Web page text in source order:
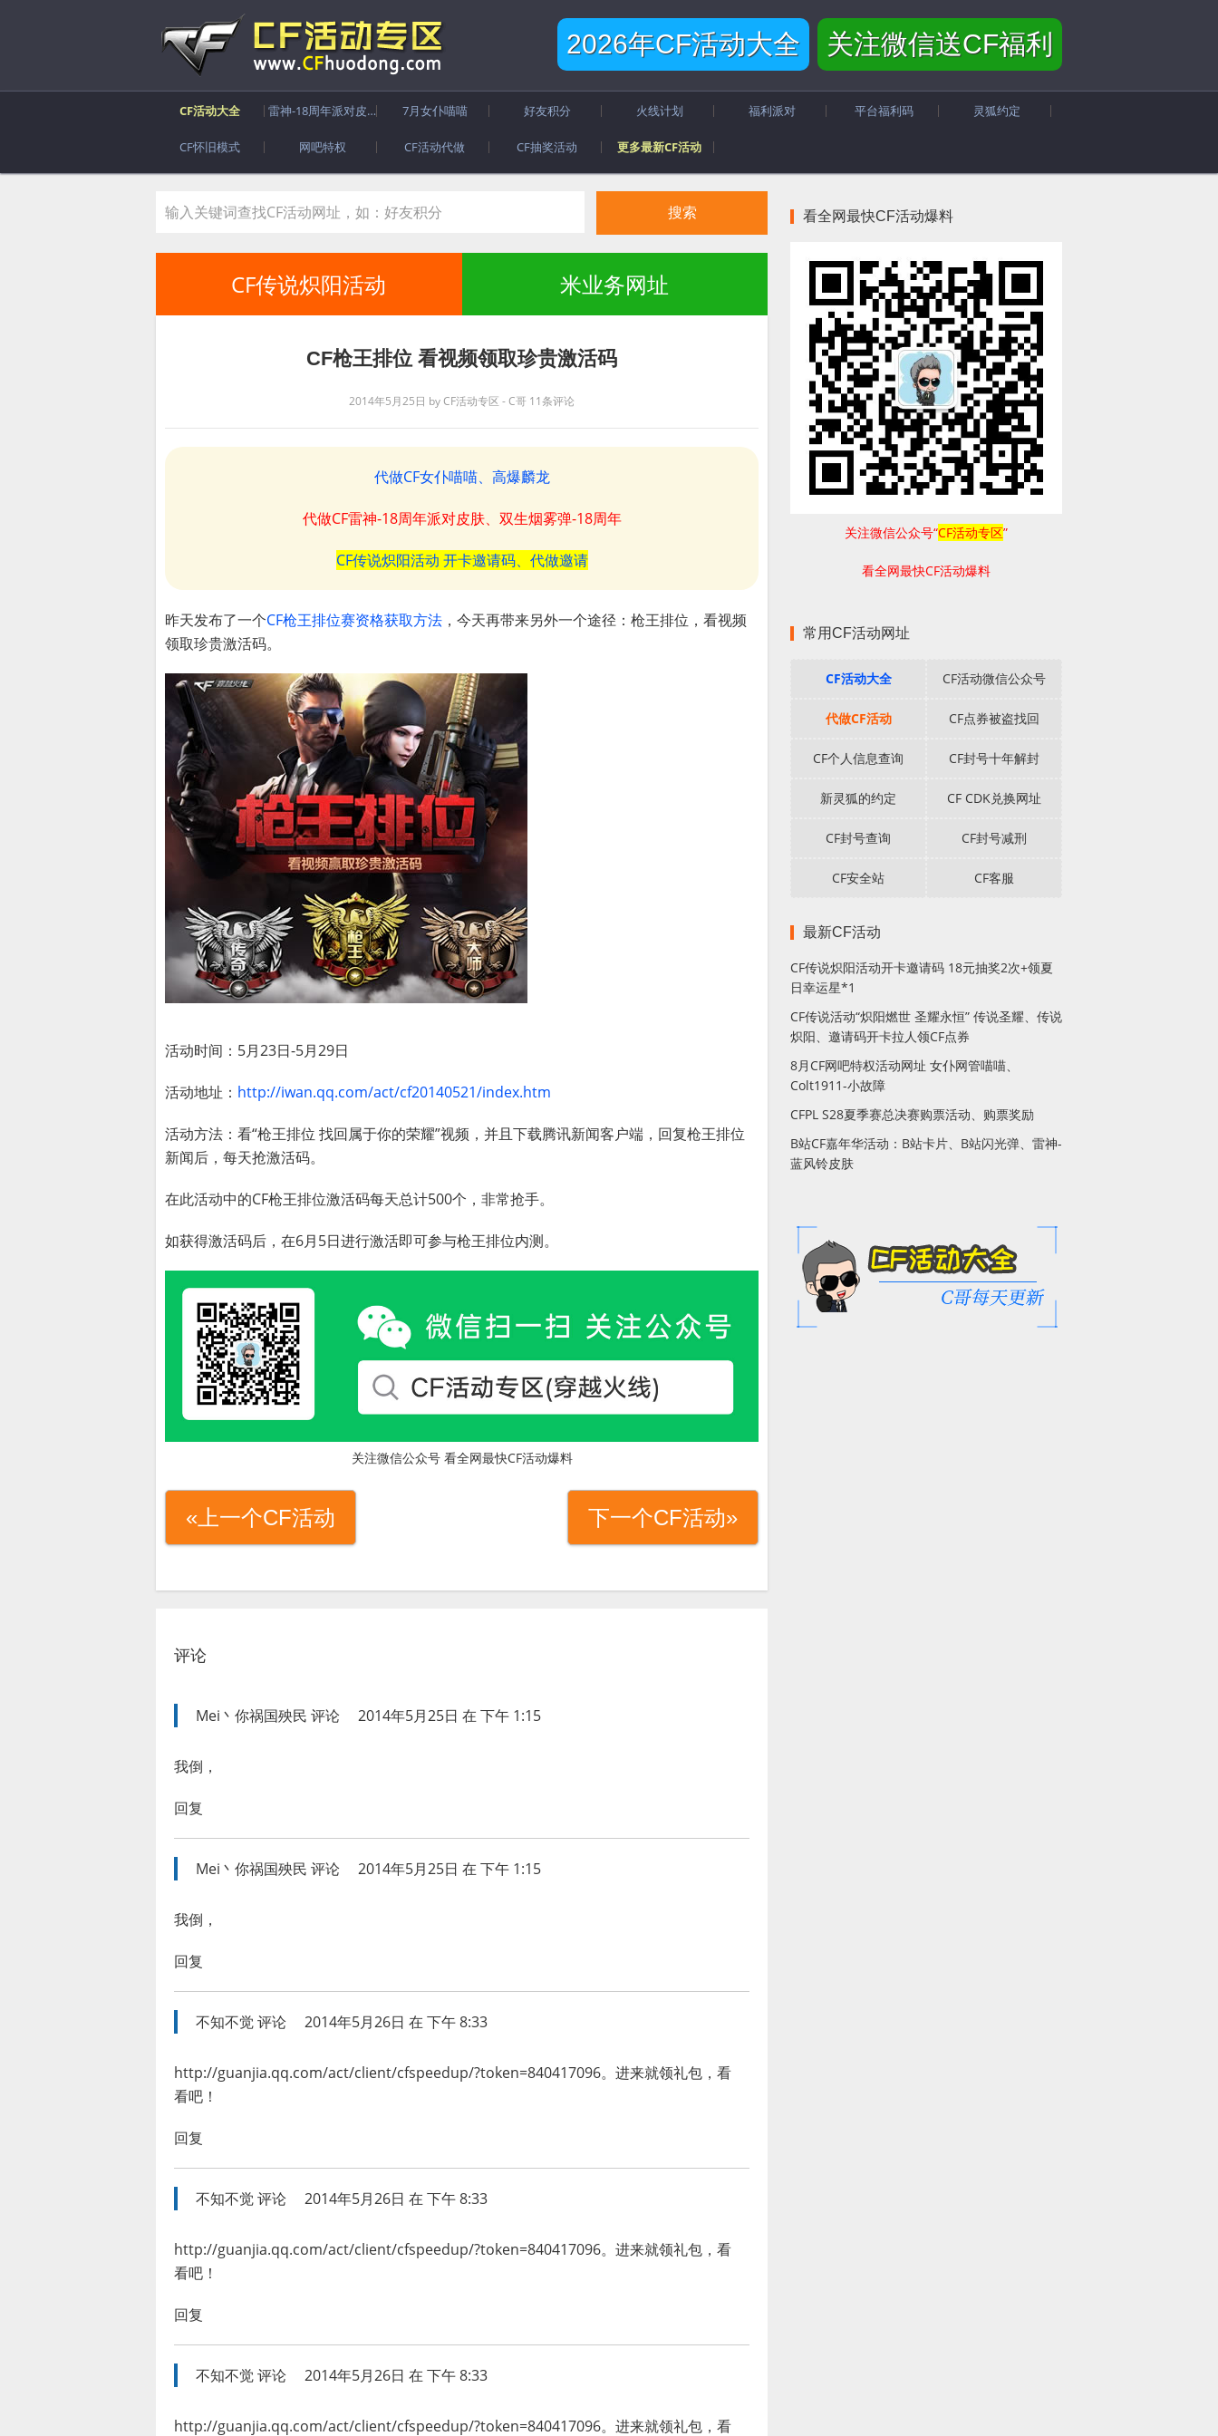
2026年CF活动大全 关注微信送CF福利
CF活动大全 雷神-18周年派对皮肤 7月女仆喵喵 好友积分 火线计划 福利派对 平台福利码 灵狐约定
CF怀旧模式 网吧特权 CF活动代做 CF抽奖活动 更多最新CF活动
CF传说炽阳活动 米业务网址
CF枪王排位 看视频领取珍贵激活码
2014年5月25日 byCF活动专区 - C哥 11条评论
代做CF女仆喵喵、高爆麟龙
代做CF雷神-18周年派对皮肤、双生烟雾弹-18周年
CF传说炽阳活动 开卡邀请码、代做邀请
昨天发布了一个CF枪王排位赛资格获取方法 ，今天再带来另外一个途径：枪王排位，看视频
领取珍贵激活码。
活动时间：5月23日-5月29日
活动地址： http://iwan.qq.com/act/cf20140521/index.htm
活动方法：看“枪王排位 找回属于你的荣耀”视频，并且下载腾讯新闻客户端，回复枪王排位
新闻后，每天抢激活码。
在此活动中的CF枪王排位激活码每天总计500个，非常抢手。
如获得激活码后，在6月5日进行激活即可参与枪王排位内测。
关注微信公众号 看全网最快CF活动爆料
«上一个CF活动 下一个CF活动»
评论
Mei丶你祸国殃民 评论 2014年5月25日 在 下午 1:15
我倒，
回复
Mei丶你祸国殃民 评论 2014年5月25日 在 下午 1:15
我倒，
回复
不知不觉评论 2014年5月26日 在 下午 8:33
http://guanjia.qq.com/act/client/cfspeedup/?token=840417096。进来就领礼包，看
看吧！
回复
不知不觉评论 2014年5月26日 在 下午 8:33
http://guanjia.qq.com/act/client/cfspeedup/?token=840417096。进来就领礼包，看
看吧！
回复
不知不觉评论 2014年5月26日 在 下午 8:33
http://guanjia.qq.com/act/client/cfspeedup/?token=840417096。进来就领礼包，看
看全网最快CF活动爆料
关注微信公众号“CF活动专区”
看全网最快CF活动爆料
常用CF活动网址
CF活动大全 CF活动微信公众号
代做CF活动 CF点券被盗找回
CF个人信息查询 CF封号十年解封
新灵狐的约定 CF CDK兑换网址
CF封号查询 CF封号减刑
CF安全站 CF客服
最新CF活动
CF传说炽阳活动开卡邀请码 18元抽奖2次+领夏
日幸运星*1
CF传说活动“炽阳燃世 圣耀永恒” 传说圣耀、传说
炽阳、邀请码开卡拉人领CF点券
8月CF网吧特权活动网址 女仆网管喵喵、
Colt1911-小故障
CFPL S28夏季赛总决赛购票活动、购票奖励
B站CF嘉年华活动：B站卡片、B站闪光弹、雷神-
蓝风铃皮肤